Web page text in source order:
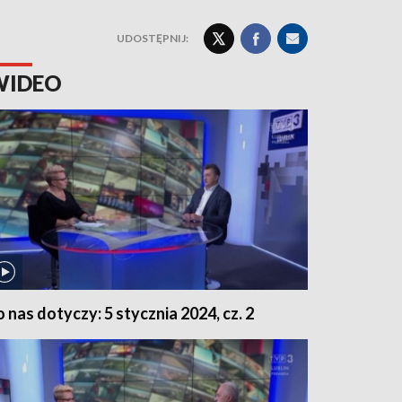
UDOSTĘPNIJ:
nas dotyczy: 5 stycznia 2024, cz. 2